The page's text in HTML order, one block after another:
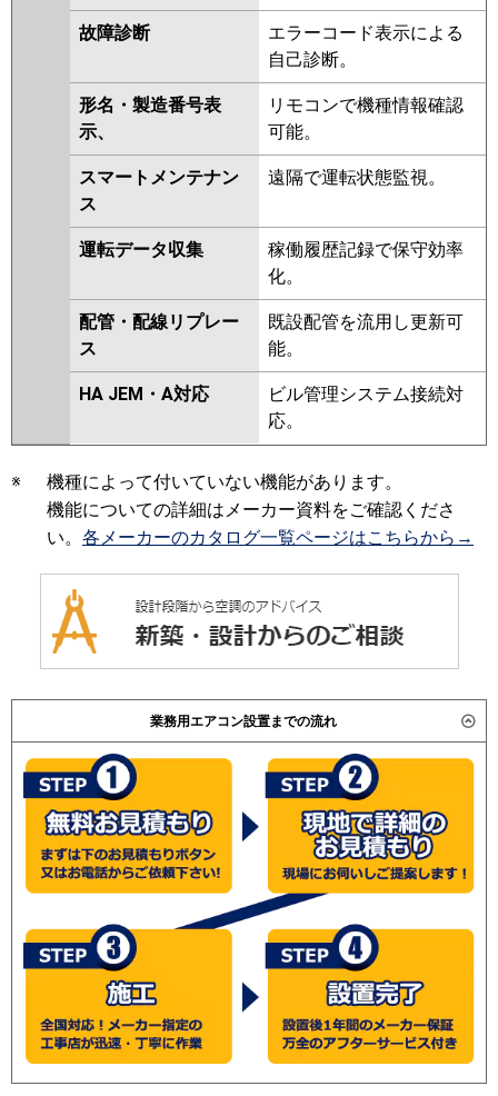
故障診断
エラーコード表示による
自己診断。
形名・製造番号表
示、
リモコンで機種情報確認
可能。
スマートメンテナン
ス
遠隔で運転状態監視。
運転データ収集
稼働履歴記録で保守効率
化。
配管・配線リプレー
ス
既設配管を流用し更新可
能。
HA JEM・A対応
ビル管理システム接続対
応。
※
機種によって付いていない機能があります。
機能についての詳細はメーカー資料をご確認くださ
い。 各メーカーのカタログ一覧ページはこちらから→
業務用エアコン設置までの流れ